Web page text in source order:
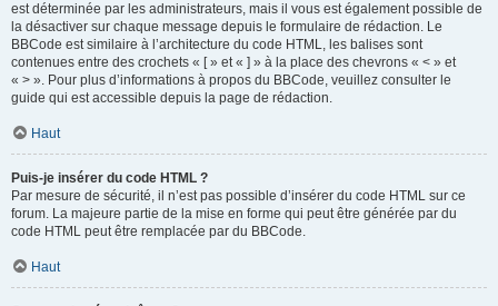
est déterminée par les administrateurs, mais il vous est également possible de
la désactiver sur chaque message depuis le formulaire de rédaction. Le
BBCode est similaire à l’architecture du code HTML, les balises sont
contenues entre des crochets « [ » et « ] » à la place des chevrons « < » et
« > ». Pour plus d’informations à propos du BBCode, veuillez consulter le
guide qui est accessible depuis la page de rédaction.
Haut
Puis-je insérer du code HTML ?
Par mesure de sécurité, il n’est pas possible d’insérer du code HTML sur ce
forum. La majeure partie de la mise en forme qui peut être générée par du
code HTML peut être remplacée par du BBCode.
Haut